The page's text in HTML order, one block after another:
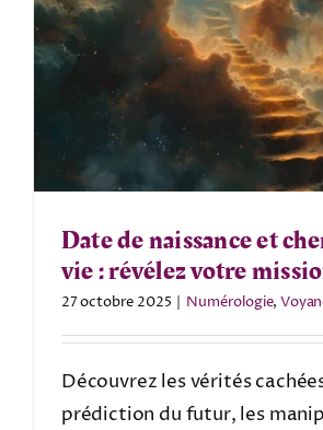
Date de naissance et
vie : révélez votre
27 octobre 2025 | Numérologie,
Découvrez les vérités
prédiction du futur, les